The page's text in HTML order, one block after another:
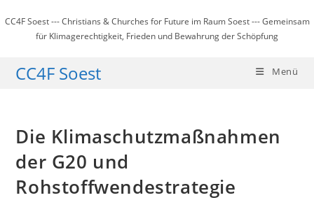
Inhalt
springen
CC4F Soest --- Christians & Churches for Future im Raum Soest --- Gemeinsam
für Klimagerechtigkeit, Frieden und Bewahrung der Schöpfung
CC4F Soest Menü
Die Klimaschutzmaßnahmen
der G20 und
Rohstoffwendestrategie